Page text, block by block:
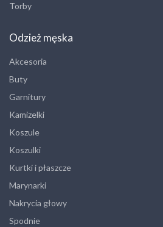
Torby
Odzież męska
Akcesoria
Buty
Garnitury
Kamizelki
Koszule
Koszulki
Kurtki i płaszcze
Marynarki
Nakrycia głowy
Spodnie